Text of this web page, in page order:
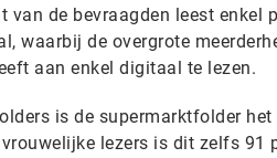
van de bevraagden leest enkel
waarbij de overgrote
aan enkel digitaal te lezen.
is de supermarktfolder
lezers is dit zelfs 91